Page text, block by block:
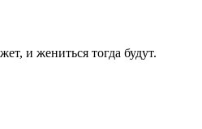
и жениться тогда будут.